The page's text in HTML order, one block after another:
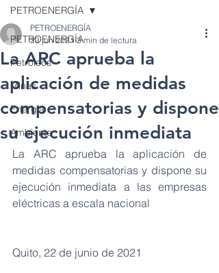
PETROENERGÍA
Petróleos
Minas
Energía
Ambiente
PETROENERGÍA
La ARC aprueba la
aplicación de medidas
compensatorias y dispone
su ejecución inmediata
PETROENERGÍA
23 jun 2021 3 min de lectura
La ARC aprueba la aplicación de
medidas compensatorias y dispone su
ejecución inmediata a las empresas
eléctricas a escala nacional
Quito, 22 de junio de 2021